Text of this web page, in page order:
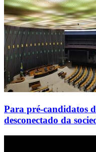
Para pré-candidatos
desconectado da